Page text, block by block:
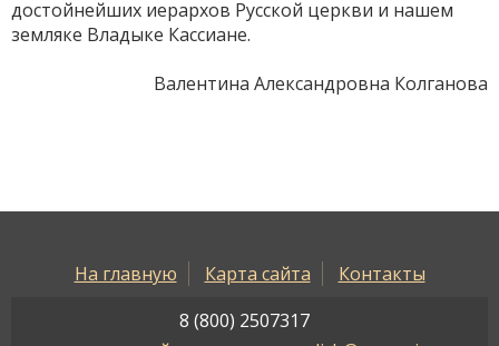
достойнейших иерархов Русской церкви и нашем
земляке Владыке Кассиане.
Валентина Александровна Колганова
На главную Карта сайта
Контакты
8 (800) 2507317